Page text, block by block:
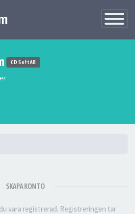
Växla
CD Soft AB
SKAPA KONTO
vara registrerad. Registreringen tar